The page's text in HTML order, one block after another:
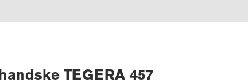
TEGERA 457